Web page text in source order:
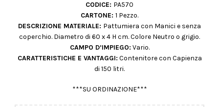
CODICE: PA570
CARTONE: 1 Pezzo.
DESCRIZIONE MATERIALE: Pattumiera con Manici e senza
coperchio. Diametro di 60 x 4 H cm. Colore Neutro o grigio.
CAMPO D’IMPIEGO: Vario.
CARATTERISTICHE E VANTAGGI: Contenitore con Capienza
di 150 litri.
***SU ORDINAZIONE***